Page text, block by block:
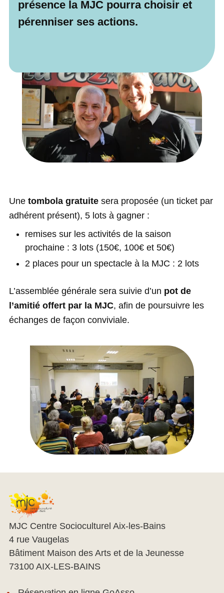
présence la MJC pourra choisir et
pérenniser ses actions.
Une tombola gratuite sera proposée (un ticket par
adhérent présent), 5 lots à gagner :
remises sur les activités de la saison
prochaine : 3 lots (150€, 100€ et 50€)
2 places pour un spectacle à la MJC : 2 lots
L’assemblée générale sera suivie d’un pot de
l’amitié offert par la MJC, afin de poursuivre les
échanges de façon conviviale.
MJC Centre Socioculturel Aix-les-Bains
4 rue Vaugelas
Bâtiment Maison des Arts et de la Jeunesse
73100 AIX-LES-BAINS